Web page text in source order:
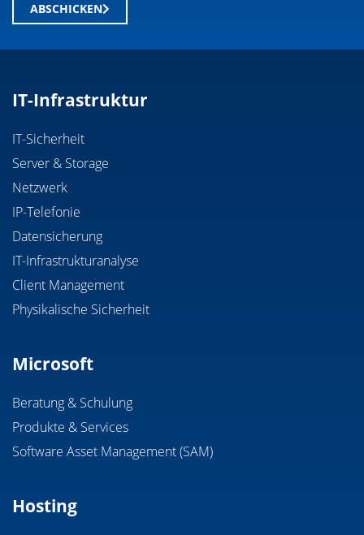
ABSCHICKEN
IT-Infrastruktur
IT-Sicherheit
Server & Storage
Netzwerk
IP-Telefonie
Datensicherung
IT-Infrastrukturanalyse
Client Management
Physikalische Sicherheit
Microsoft
Beratung & Schulung
Produkte & Services
Software Asset Management (SAM)
Hosting